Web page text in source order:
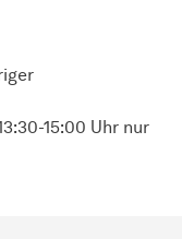
15:00 Uhr nur